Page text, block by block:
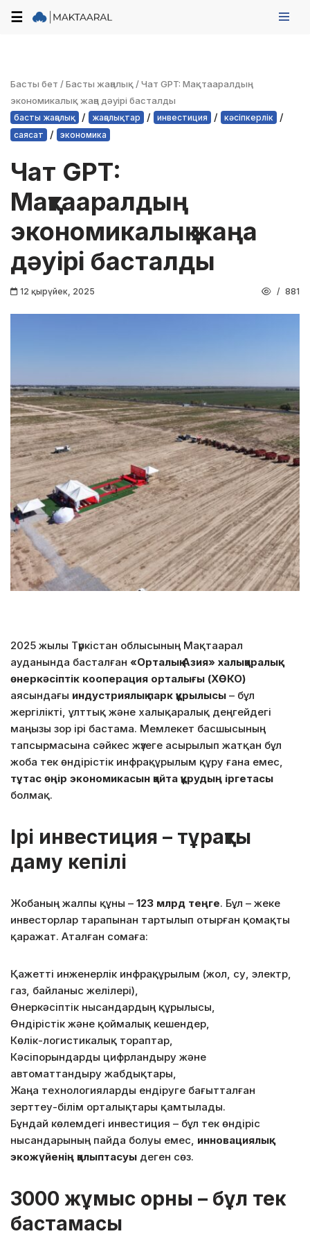
☰
Басты бет /Басты жаңалық /Чат GPT: Мақтааралдың
экономикалық жаңа дәуірі басталды
басты жаңалық / жаңалықтар / инвестиция / кәсіпкерлік /
саясат / экономика
Чат GPT:
Мақтааралдың
экономикалық жаңа
дәуірі басталды
12 қырүйек, 2025 881
2025 жылы Түркістан облысының Мақтаарал
ауданында басталған «Орталық Азия» халықаралық
өнеркәсіптік кооперация орталығы (ХӨКО)
аясындағы индустриялық парк құрылысы – бұл
жергілікті, ұлттық және халықаралық деңгейдегі
маңызы зор ірі бастама. Мемлекет басшысының
тапсырмасына сәйкес жүзеге асырылып жатқан бұл
жоба тек өндірістік инфрақұрылым құру ғана емес,
тұтас өңір экономикасын қайта құрудың іргетасы
болмақ.
Ірі инвестиция – тұрақты
даму кепілі
Жобаның жалпы құны – 123 млрд теңге. Бұл – жеке
инвесторлар тарапынан тартылып отырған қомақты
қаражат. Аталған сомаға:
Қажетті инженерлік инфрақұрылым (жол, су, электр,
газ, байланыс желілері),
Өнеркәсіптік нысандардың құрылысы,
Өндірістік және қоймалық кешендер,
Көлік-логистикалық тораптар,
Кәсіпорындарды цифрландыру және
автоматтандыру жабдықтары,
Жаңа технологияларды ендіруге бағытталған
зерттеу-білім орталықтары қамтылады.
Бұндай көлемдегі инвестиция – бұл тек өндіріс
нысандарының пайда болуы емес, инновациялық
экожүйенің қалыптасуы деген сөз.
3000 жұмыс орны – бұл тек
бастамасы